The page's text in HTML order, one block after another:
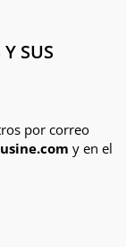
SUS
por correo
y en el